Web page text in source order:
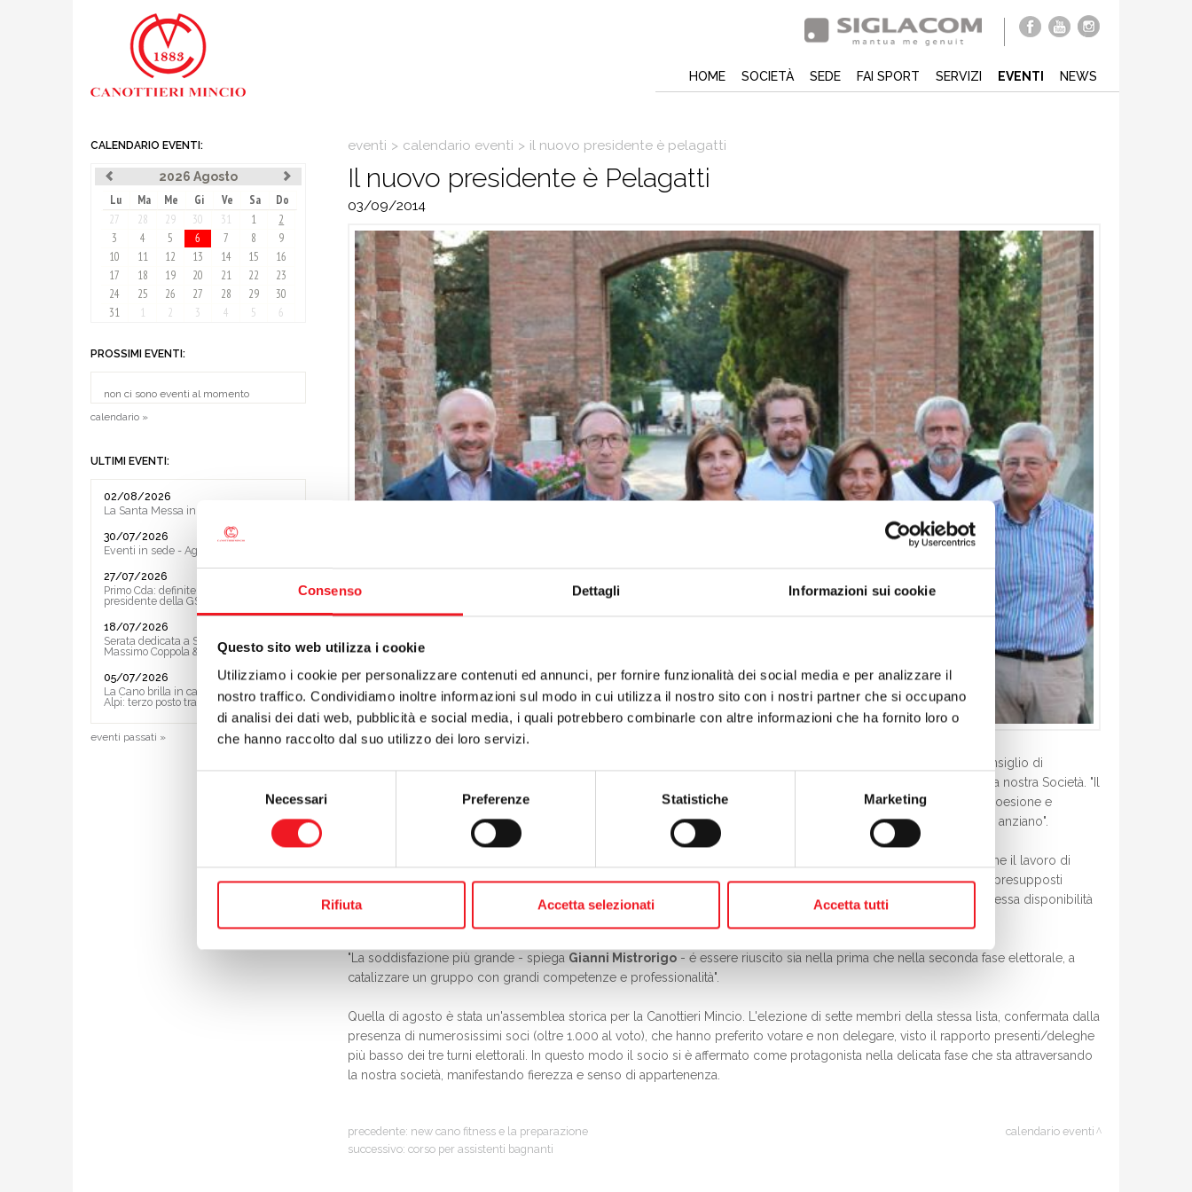
Consenso Dettagli Informazioni sui cookie
Questo sito web utilizza i cookie
Utilizziamo i cookie per personalizzare contenuti ed annunci, per fornire funzionalità dei social media e per analizzare il
nostro traffico. Condividiamo inoltre informazioni sul modo in cui utilizza il nostro sito con i nostri partner che si occupano
di analisi dei dati web, pubblicità e social media, i quali potrebbero combinarle con altre informazioni che ha fornito loro o
che hanno raccolto dal suo utilizzo dei loro servizi.
Necessari Preferenze Statistiche Marketing
Rifiuta Accetta selezionati Accetta tutti
HOME SOCIETÀ SEDE FAI SPORT SERVIZI EVENTI NEWS
CALENDARIO EVENTI:
2026 Agosto
Lu Ma Me Gi Ve Sa
Do
27
28 29 30 31 1
2
3
4 5 6 7 8
9
10
11 12 13 14 15
16
17
18 19 20 21 22
23
24
25 26 27 28 29
30
31
1 2 3 4 5 6
PROSSIMI EVENTI:
non ci sono eventi al momento
calendario »
ULTIMI EVENTI:
02/08/2026
La Santa Messa in riva al lago
30/07/2026
Eventi in sede - Agosto 2026
27/07/2026
Primo Cda: definite le Vice ed il
presidente della GS
18/07/2026
Serata dedicata a Sting e ai Police con
Massimo Coppola & Band
05/07/2026
La Cano brilla in casa al Trofeo delle
Alpi: terzo posto tra le società
eventi passati »
eventi > calendario eventi > il nuovo presidente è pelagatti
Il nuovo presidente è Pelagatti
03/09/2014
i il nuovo presidente della Canottieri Mincio. La decisione é stata presa all'unanimità dal Consiglio di
amministrazione, riunitosi ufficialmente stasera, mercoledì 3 settembre, a pochi giorni dall'assemblea elettiva della nostra Società. "Il
cda - è la prima dichiarazione del neo presidente - al di la delle competenze specifiche, lavorerà in un ottica di coesione e
condivisione per poter raggiungere gli obiettivi, le aspettative e le esigenze dei singoli soci dal più giovane al più anziano".
ricoprirà il ruolo di vice presidente: "Sono onorata del sorprendente risultato raggiunto. Confido che il lavoro di
squadra porterà quei risultati positivi di cui la Canottieri ora ha bisogno. Nei colleghi ho trovato dignità e rispetto, presupposti
imprescindibili per rappresentare una collettività. Mi auguro di ritrovare durante questo percorso di mandato la stessa disponibilità
"La soddisfazione più grande - spiega Gianni Mistrorigo- é essere riuscito sia nella prima che nella seconda fase elettorale, a
catalizzare un gruppo con grandi competenze e professionalità".
Quella di agosto è stata un'assemblea storica per la Canottieri Mincio. L'elezione di sette membri della stessa lista, confermata dalla
presenza di numerosissimi soci (oltre 1.000 al voto), che hanno preferito votare e non delegare, visto il rapporto presenti/deleghe
più basso dei tre turni elettorali. In questo modo il socio si è affermato come protagonista nella delicata fase che sta attraversando
la nostra società, manifestando fierezza e senso di appartenenza.
precedente: new cano fitness e la preparazione
successivo: corso per assistenti bagnanti
calendario eventi